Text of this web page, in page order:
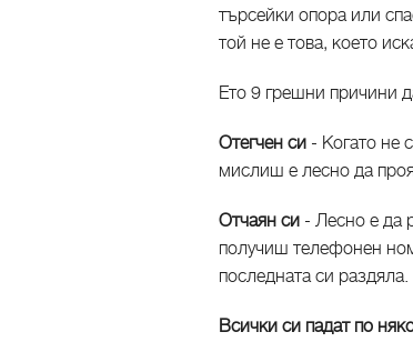
търсейки опора или
той не е това, което
Ето 9 грешни причини
Отегчен си - Когато не
мислиш е лесно да
Отчаян си - Лесно е да
получиш телефонен
последната си раздяла.
Всички си падат по